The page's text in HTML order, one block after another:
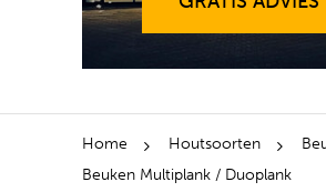
Home Houtsoorten
Beuken Multiplank / Duoplank